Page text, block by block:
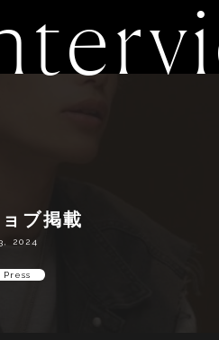
ブ掲載
2024
Press